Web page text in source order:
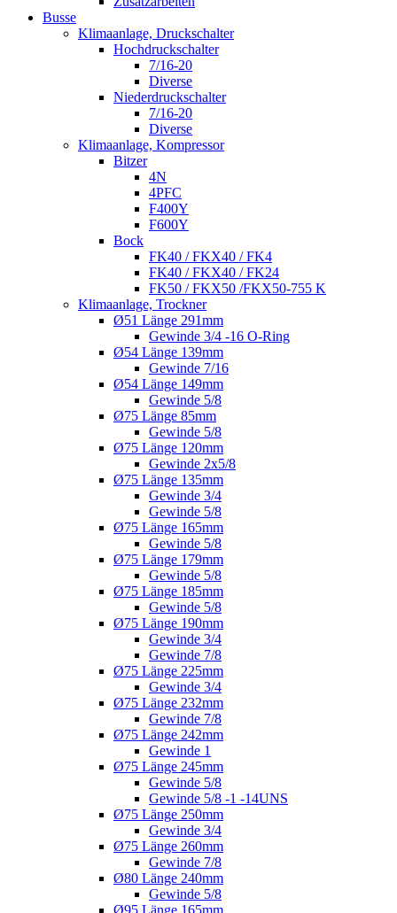
Busse
Klimaanlage, Druckschalter
Hochdruckschalter
7/16-20
Diverse
Niederdruckschalter
7/16-20
Diverse
Klimaanlage, Kompressor
Bitzer
4N
4PFC
F400Y
F600Y
Bock
FK40 / FKX40 / FK4
FK40 / FKX40 / FK24
FK50 / FKX50 /FKX50-755 K
Klimaanlage, Trockner
Ø51 Länge 291mm
Gewinde 3/4 -16 O-Ring
Ø54 Länge 139mm
Gewinde 7/16
Ø54 Länge 149mm
Gewinde 5/8
Ø75 Länge 85mm
Gewinde 5/8
Ø75 Länge 120mm
Gewinde 2x5/8
Ø75 Länge 135mm
Gewinde 3/4
Gewinde 5/8
Ø75 Länge 165mm
Gewinde 5/8
Ø75 Länge 179mm
Gewinde 5/8
Ø75 Länge 185mm
Gewinde 5/8
Ø75 Länge 190mm
Gewinde 3/4
Gewinde 7/8
Ø75 Länge 225mm
Gewinde 3/4
Ø75 Länge 232mm
Gewinde 7/8
Ø75 Länge 242mm
Gewinde 1
Ø75 Länge 245mm
Gewinde 5/8
Gewinde 5/8 -1 -14UNS
Ø75 Länge 250mm
Gewinde 3/4
Ø75 Länge 260mm
Gewinde 7/8
Ø80 Länge 240mm
Gewinde 5/8
Ø95 Länge 165mm